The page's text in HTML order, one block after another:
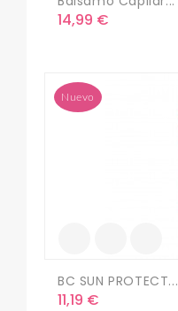
Precio
14,99 €
Nuevo
BC SUN PROTECT...
Precio
11,19 €